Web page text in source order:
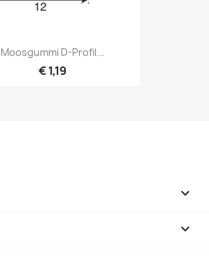
Moosgummi D-Profil...
€ 1,19

